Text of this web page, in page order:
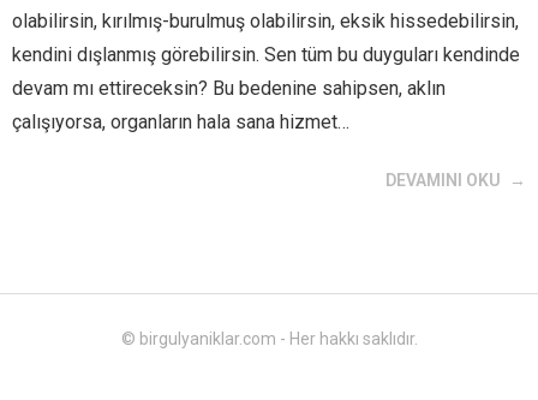
olabilirsin, kırılmış-burulmuş olabilirsin, eksik hissedebilirsin,
kendini dışlanmış görebilirsin. Sen tüm bu duyguları kendinde
devam mı ettireceksin? Bu bedenine sahipsen, aklın
çalışıyorsa, organların hala sana hizmet…
DEVAMINI OKU
© birgulyaniklar.com - Her hakkı saklıdır.